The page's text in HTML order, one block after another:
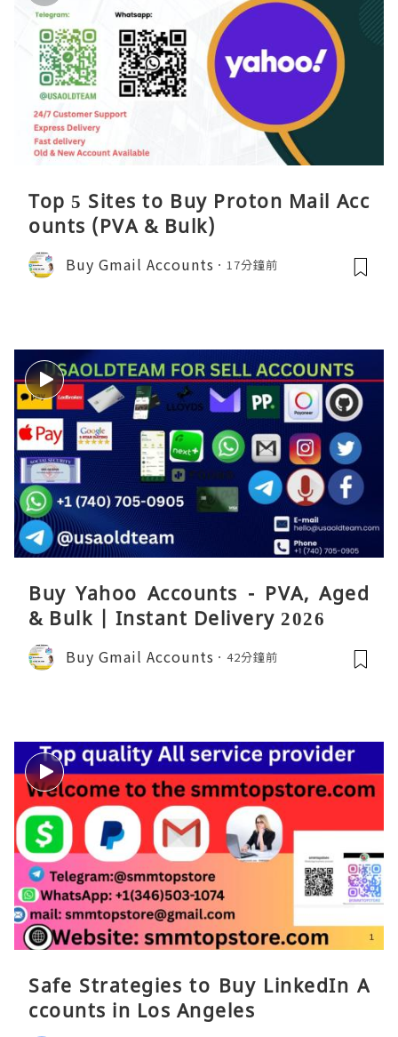
Top 5 Sites to Buy Proton Mail Acc
ounts (PVA & Bulk)
Buy Gmail Accounts 17分鐘前
Buy Yahoo Accounts - PVA, Aged
& Bulk | Instant Delivery 2026
Buy Gmail Accounts 42分鐘前
Safe Strategies to Buy LinkedIn A
ccounts in Los Angeles